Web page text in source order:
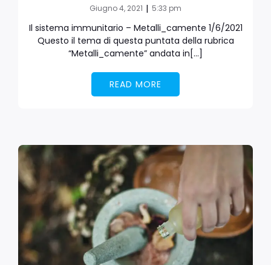
Giugno 4, 2021 | 5:33 pm
Il sistema immunitario – Metalli_camente 1/6/2021
Questo il tema di questa puntata della rubrica
“Metalli_camente” andata in[…]
READ MORE